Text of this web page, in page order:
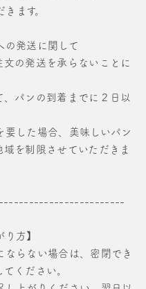
ます。
発送に関して
文の発送を承らないことに
、パンの到着までに２日以
した場合、美味しいパン
を制限させていただきま
方】
ならない場合は、密閉でき
ください。